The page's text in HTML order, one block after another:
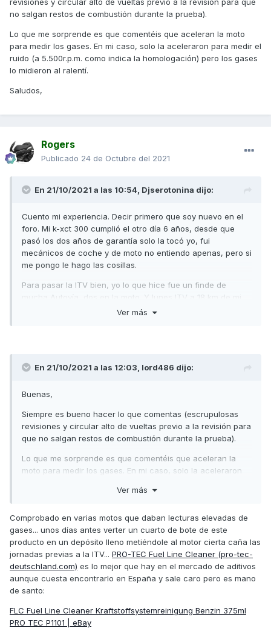
Conclusión : ( buen mantenimiento, mucha Autovía y bien
revolucionada unos días antes que suelte carbonilla y luego
cuadrar la hora de la cita ITV para llegar justo después del
último calentón.
Perdón por mi parrafada, pero quiero ayudar explicando mi
experiencia. Saludos
no salgan restos de combustión durante la prueba).
Lo que me sorprende es que comentéis que aceleran la moto
para medir los gases. En mi caso, solo la aceleraron para medir el
ruido (a 5.500r.p.m. como indica la homologación) pero los gases
lo midieron al ralentí.
Saludos,
Rogers
Publicado 24 de Octubre del 2021
En 21/10/2021 a las 10:54, Djserotonina dijo:
Cuento mi experiencia. Decir primero que soy nuevo en el
foro. Mi k-xct 300 cumplió el otro día 6 años, desde que
pasó los dos años de garantía solo la tocó yo, fui
mecánicos de coche y de moto no entiendo apenas, pero si
me pongo le hago las cosillas.
Para pasar la ITV bien, yo lo que hice fue un finde de
mucha Autovía, dos en la moto. Y lunes ITV a 18 km de mi
pueblo a Ronda ir con la moto rápido y caliente. Intentar
de co2 y unos cuantos acelerones y pasó bien.
Conclusión : ( buen mantenimiento, mucha Autovía y bien
cuadrar la hora de la cita ITV para llegar justo después del
último calentón.
Perdón por mi parrafada, pero quiero ayudar explicando mi
experiencia. Saludos
Ver más
En 21/10/2021 a las 12:03, lord486 dijo:
Buenas,
Siempre es bueno hacer lo que comentas (escrupulosas
revisiones y circular alto de vueltas previo a la revisión para
que no salgan restos de combustión durante la prueba).
Lo que me sorprende es que comentéis que aceleran la
moto para medir los gases. En mi caso, solo la aceleraron
homologación) pero los gases lo midieron al ralentí.
Saludos,
Ver más
Comprobado en varias motos que daban lecturas elevadas de
gases... unos días antes verter un cuarto de bote de este
producto en un depósito lleno metiéndole al motor cierta caña las
jornadas previas a la ITV... PRO-TEC Fuel Line Cleaner (pro-tec-
deutschland.com) es lo mejor que hay en el mercado de aditivos
aunque cuesta encontrarlo en España y sale caro pero es mano
de santo:
FLC Fuel Line Cleaner Kraftstoffsystemreinigung Benzin 375ml
PRO TEC P1101 | eBay